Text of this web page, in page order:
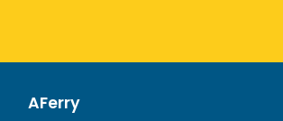
AFerry